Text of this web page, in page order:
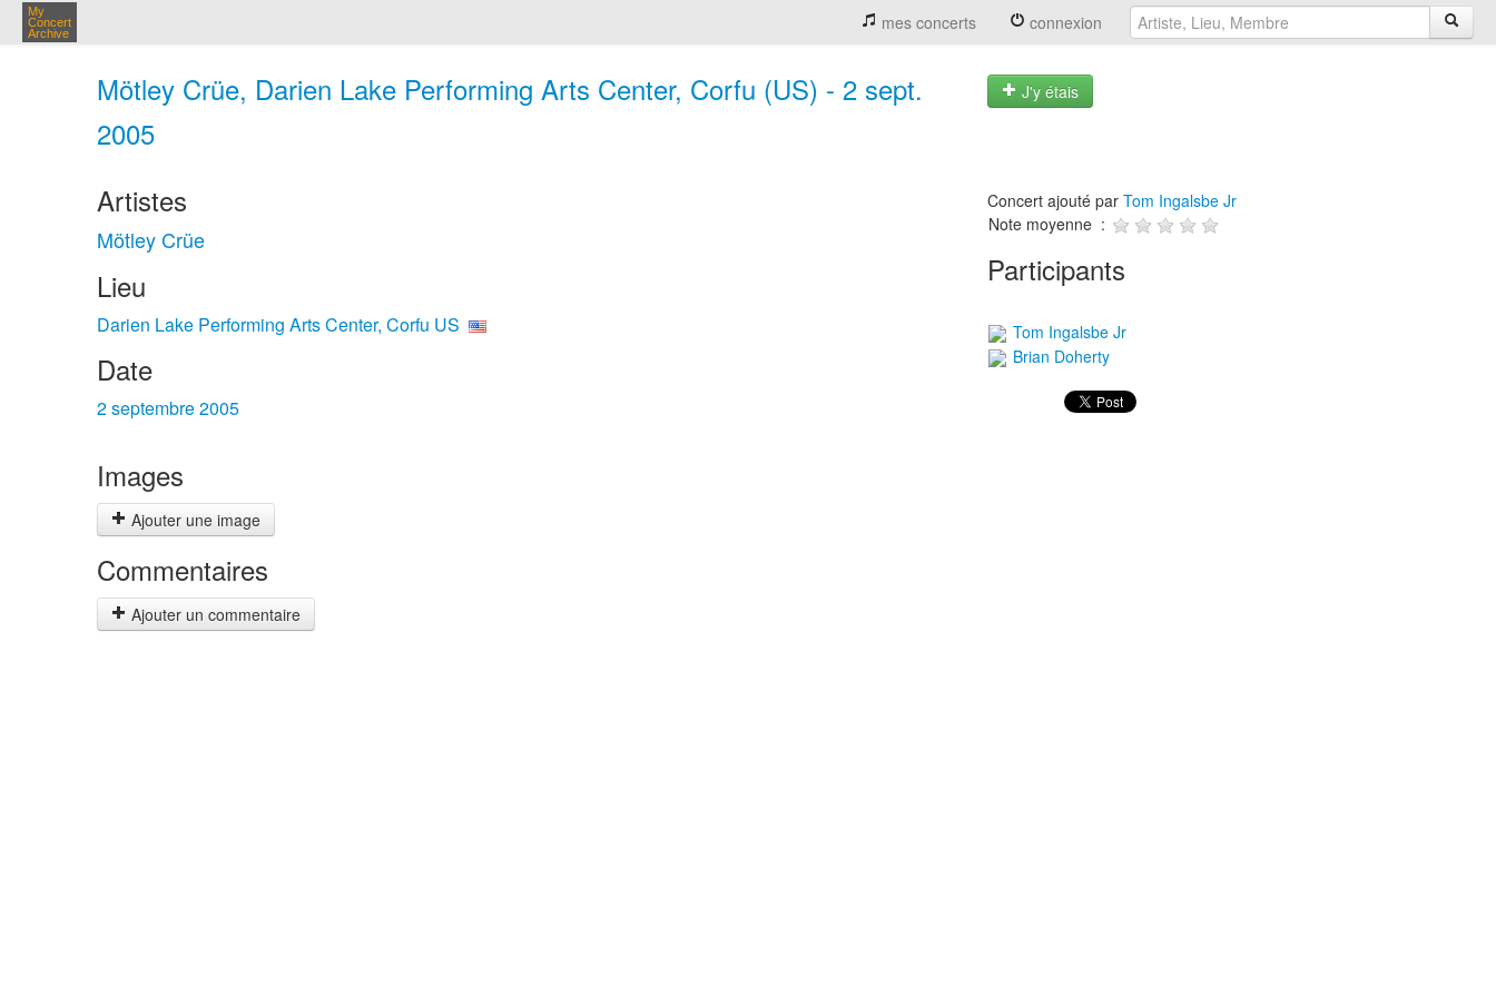
My
Concert
Archive
mes concerts connexion
Mötley Crüe, Darien Lake Performing Arts Center, Corfu (US) - 2 sept.
2005
J'y étais
Artistes
Mötley Crüe
Lieu
Darien Lake Performing Arts Center, Corfu US
Date
2 septembre 2005
Images
Ajouter une image
Commentaires
Ajouter un commentaire
Concert ajouté par Tom Ingalsbe Jr
Note moyenne :
Participants
Tom Ingalsbe Jr
Brian Doherty